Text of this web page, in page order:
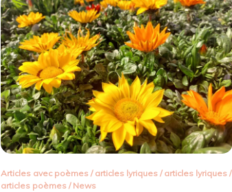
Articles avec poèmes/ articles lyriques/ articles lyriques/
articles poèmes/ News